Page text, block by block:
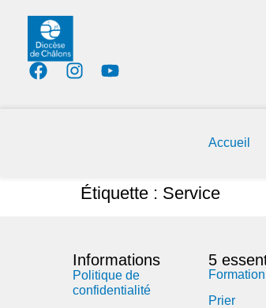
Accueil
Étiquette : Service
Informations
Politique de
confidentialité
5
Formation
Prier